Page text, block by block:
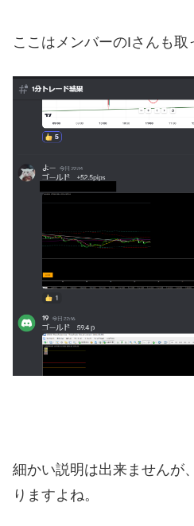
ここはメンバーのIさんも取
細かい説明は出来ませんが
りますよね。